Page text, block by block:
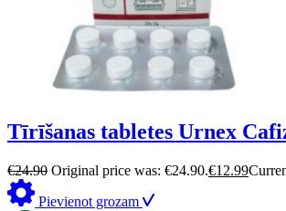
Tīrīšanas tabletes Urnex
€24.90 Original price was: €24.90.€12.99
Pievienot grozam